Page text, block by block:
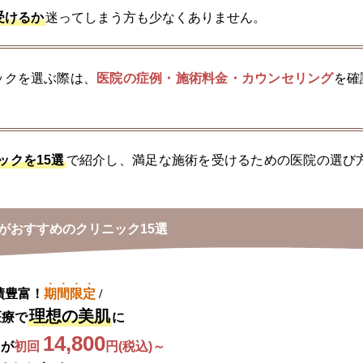
けるか迷ってしまう方も少なくありません。
を選ぶ際は、 医院の症例・施術料金・カウンセリングを確
クを15選で紹介し、満足な施術を受けるための医院の選び
おすすめのクリニック15選
富！ 期間限定 /
で理想の美肌に
初回 14,800円(税込)～